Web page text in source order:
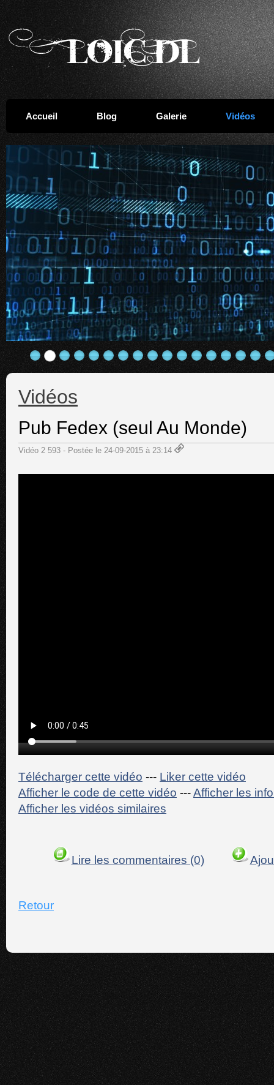
Accueil Blog Galerie Vidéos
Vidéos
Pub Fedex (seul Au Monde)
Vidéo 2 593 - Postée le 24-09-2015 à 23:14
Télécharger cette vidéo --- Liker cette vidéo
Afficher le code de cette vidéo ---Afficher les
Afficher les vidéos similaires
Lire les commentaires (0)
Retour